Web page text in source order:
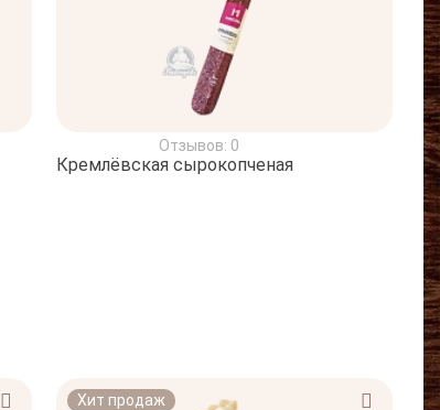
Отзывов: 0
Кремлёвская сырокопченая
Хит продаж